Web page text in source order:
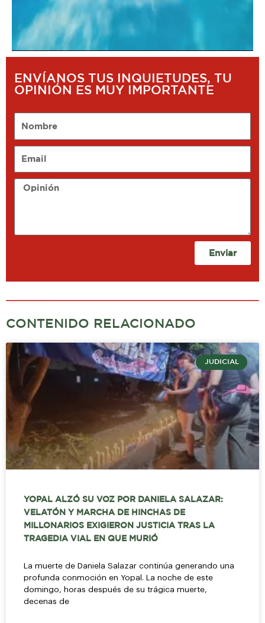
ENVÍANOS TUS INQUIETUDES, TU
OPINIÓN ES MUY IMPORTANTE
Opinión
Enviar
CONTENIDO RELACIONADO
JUDICIAL
YOPAL ALZÓ SU VOZ POR DANIELA SALAZAR:
VELATÓN Y MARCHA DE HINCHAS DE
MILLONARIOS EXIGIERON JUSTICIA TRAS LA
TRAGEDIA VIAL EN QUE MURIÓ
La muerte de Daniela Salazar continúa generando una
profunda conmoción en Yopal. La noche de este
domingo, horas después de su trágica muerte,
decenas de